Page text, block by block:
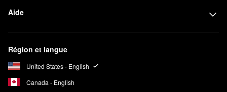
Aide
Région et langue
United States - English
Canada - English